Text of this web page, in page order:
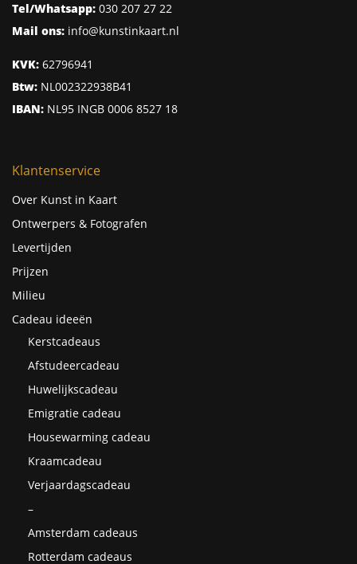
Tel/Whatsapp: 030 207 27 22
Mail ons: info@kunstinkaart.nl
KVK: 62796941
Btw: NL002322938B41
IBAN: NL95 INGB 0006 8527 18
Klantenservice
Over Kunst in Kaart
Ontwerpers & Fotografen
Levertijden
Prijzen
Milieu
Cadeau ideeën
Kerstcadeaus
Afstudeercadeau
Huwelijkscadeau
Emigratie cadeau
Housewarming cadeau
Kraamcadeau
Verjaardagscadeau
–
Amsterdam cadeaus
Rotterdam cadeaus